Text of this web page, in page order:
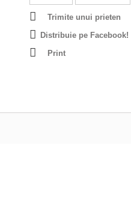
Trimite unui prieten
Distribuie pe Facebook!
Print